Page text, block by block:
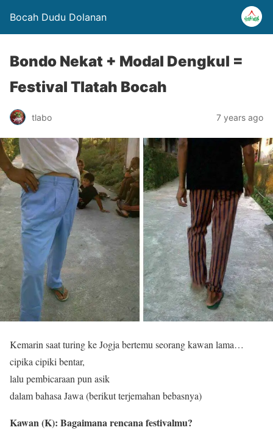
Bocah Dudu Dolanan
Bondo Nekat + Modal Dengkul =
Festival Tlatah Bocah
tlabo 7 years ago
Kemarin saat turing ke Jogja bertemu seorang kawan lama…
cipika cipiki bentar,
lalu pembicaraan pun asik
dalam bahasa Jawa (berikut terjemahan bebasnya)
Kawan (K): Bagaimana rencana festivalmu?